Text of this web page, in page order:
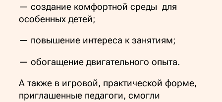
— создание комфортной среды для
особенных детей;
— повышение интереса к занятиям;
— обогащение двигательного опыта.
А также в игровой, практической форме,
приглашенные педагоги, смогли